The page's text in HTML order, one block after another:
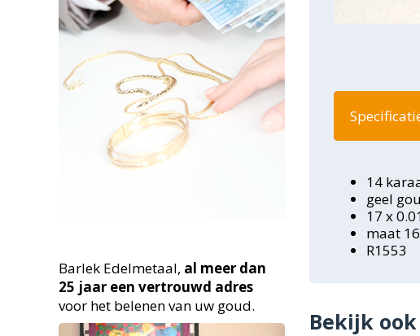
Barlek Edelmetaal, al meer dan
25 jaar een vertrouwd adres
voor het belenen van uw goud.
14
geel
17 x
maat
R1553
Bekijk